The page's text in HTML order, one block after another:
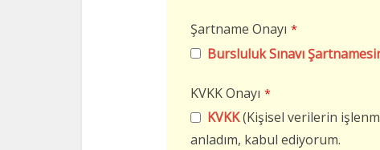
Şartname Onayı *
Bursluluk Sınavı
KVKK Onayı *
KVKK(Kişisel verilerin
anladım, kabul ediyorum.